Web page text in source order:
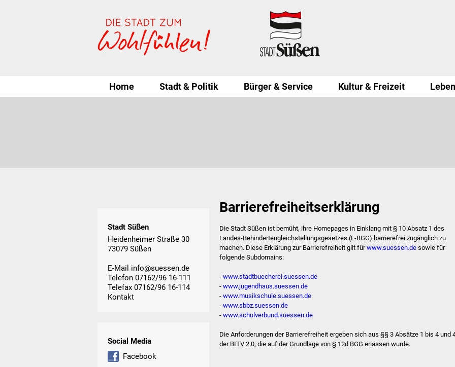
Home Stadt & Politik Bürger & Service Kultur & Freizeit
Stadt Süßen
Heidenheimer Straße 30
73079 Süßen
E-Mail info@suessen.de
Telefon 07162/96 16-111
Telefax 07162/96 16-114
Kontakt
Social Media
Facebook
Barrierefreiheitserklärung
Die Stadt Süßen ist bemüht, ihre Homepages in Einklang mit § 10 Absatz 1 des
Landes-Behindertengleichstellungsgesetzes (L-BGG) barrierefrei zugänglich zu
machen. Diese Erklärung zur Barrierefreiheit gilt fürwww.suessen.de sowie für
folgende Subdomains:
- www.stadtbuecherei.suessen.de
- www.jugendhaus.suessen.de
- www.musikschule.suessen.de
- www.sbbz.suessen.de
- www.schulverbund.suessen.de
Die Anforderungen der Barrierefreiheit ergeben sich aus §§ 3 Absätze 1 bis 4 und
der BITV 2.0, die auf der Grundlage von § 12d BGG erlassen wurde.